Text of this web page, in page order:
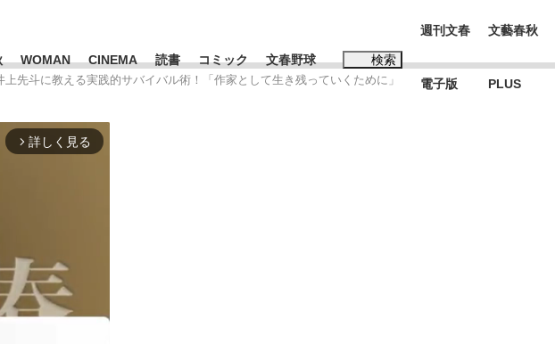
WOMAN CINEMA 読書 コミック 文春野球 検索
週刊文春
電子版
文藝春秋
PLUS
先斗に教える実践的サバイバル術！「作家として生き残っていくために」
arrow_forward_ios 詳しく見る